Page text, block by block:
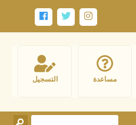
التسجيل مساعدة